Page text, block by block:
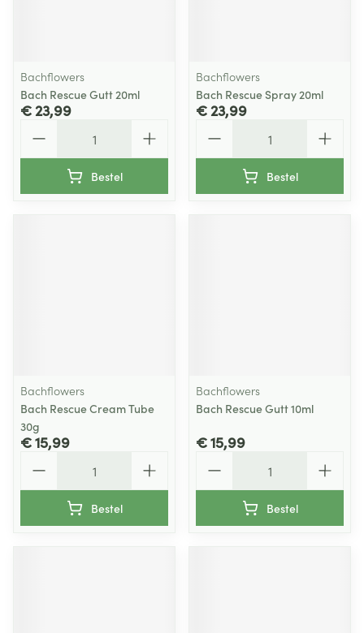
Bachflowers
Bach Rescue Gutt 20ml
€ 23,99
Bestel
Bachflowers
Bach Rescue Spray 20ml
€ 23,99
Bestel
Bachflowers
Bach Rescue Cream Tube
30g
€ 15,99
Bestel
Bachflowers
Bach Rescue Gutt 10ml
€ 15,99
Bestel